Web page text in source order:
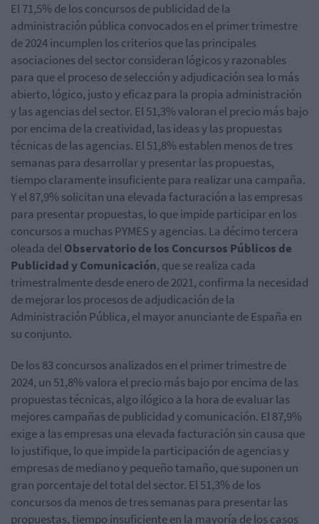
El 71,5% de los concursos de publicidad de la
administración pública convocados en el primer trimestre
de 2024 incumplen los criterios que las principales
asociaciones del sector consideran lógicos y razonables
para que el proceso de selección y adjudicación sea lo más
abierto, lógico, justo y eficaz para la propia administración
y las agencias del sector. El 51,3% valoran el precio más bajo
por encima de la creatividad, las ideas y las propuestas
técnicas de las agencias. El 51,8% establen menos de tres
semanas para desarrollar y presentar las propuestas,
tiempo claramente insuficiente para realizar una campaña.
Y el 87,9% solicitan una elevada facturación a las empresas
para presentar propuestas, lo que impide participar en los
concursos a muchas PYMES y agencias. La décimo tercera
oleada delObservatorio de los Concursos Públicos de
Publicidad y Comunicación, que se realiza cada
trimestralmente desde enero de 2021, confirma la necesidad
de mejorar los procesos de adjudicación de la
Administración Pública, el mayor anunciante de España en
su conjunto.
De los 83 concursos analizados en el primer trimestre de
2024, un 51,8% valora el precio más bajo por encima de las
propuestas técnicas, algo ilógico a la hora de evaluar las
mejores campañas de publicidad y comunicación. El 87,9%
exige a las empresas una elevada facturación sin causa que
lo justifique, lo que impide la participación de agencias y
empresas de mediano y pequeño tamaño, que suponen un
gran porcentaje del total del sector. El 51,3% de los
concursos da menos de tres semanas para presentar las
propuestas, tiempo insuficiente en la mayoría de los casos